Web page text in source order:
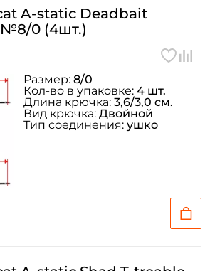
A-static Deadbait
0 (4шт.)
Размер: 8/0
Кол-во в упаковке: 4 шт.
Длина крючка: 3,6/3,0 см.
Вид крючка: Двойной
Тип соединения: ушко